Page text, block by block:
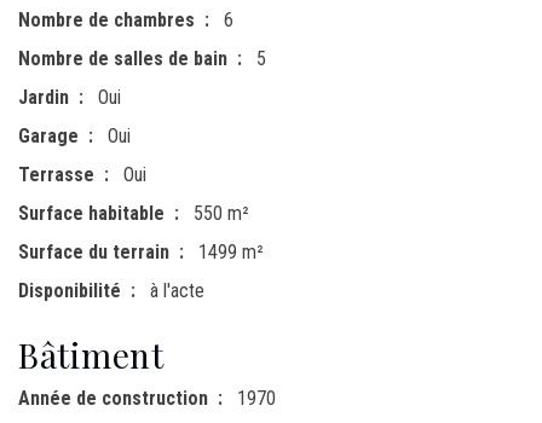
Nombre de chambres
6
Nombre de salles de bain
5
Jardin
Oui
Garage
Oui
Terrasse
Oui
Surface habitable
550 m²
Surface du terrain
1499 m²
Disponibilité
à l'acte
Bâtiment
Année de construction
1970